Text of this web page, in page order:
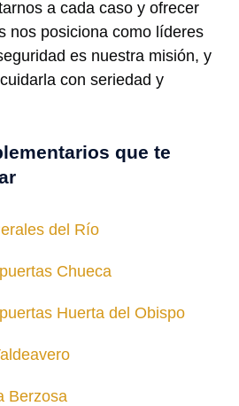
a cada caso y ofrecer
nos posiciona como líderes
es nuestra misión, y
con seriedad y
que te
del Río
Chueca
Huerta del Obispo
Berzosa